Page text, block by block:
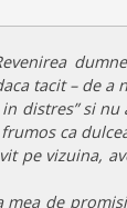
tacit – de a
distres” si
ca
pe vizuina,
mea de